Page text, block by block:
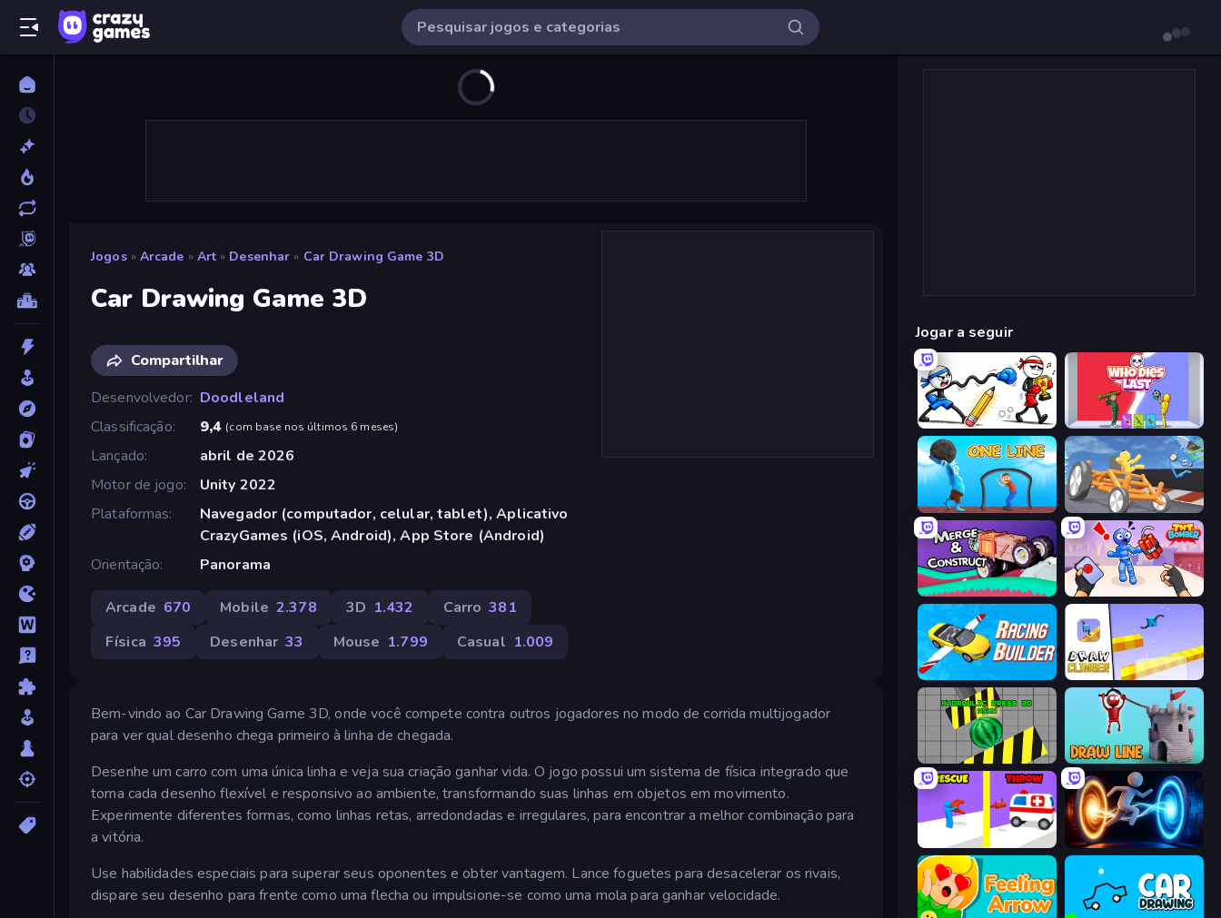
Jogos » Arcade » Art » Desenhar » Car Drawing Game 3D
Car Drawing Game 3D
Compartilhar
Desenvolvedor Doodleland
Classificação
9,4 (com base nos últimos 6 meses)
Lançado
abril de 2026
Motor de jogo
Unity 2022
Plataformas
Navegador (computador, celular, tablet), Aplicativo
CrazyGames (iOS, Android), App Store (Android)
Orientação
Panorama
Arcade 670 Mobile 2.378 3D 1.432 Carro 381
Física 395 Desenhar 33 Mouse 1.799 Casual 1.009
Bem-vindo ao Car Drawing Game 3D, onde você compete contra outros jogadores no modo de corrida multijogador
para ver qual desenho chega primeiro à linha de chegada.
Desenhe um carro com uma única linha e veja sua criação ganhar vida. O jogo possui um sistema de física integrado que
torna cada desenho flexível e responsivo ao ambiente, transformando suas linhas em objetos em movimento.
Experimente diferentes formas, como linhas retas, arredondadas e irregulares, para encontrar a melhor combinação para
a vitória.
Use habilidades especiais para superar seus oponentes e obter vantagem. Lance foguetes para desacelerar os rivais,
dispare seu desenho para frente como uma flecha ou impulsione-se como uma mola para ganhar velocidade.
Jogar a seguir
Doodle Smash Who Dies Last?
One Line Draw Crash Race
Merge & Construct TNT Bomber
Racing Builder Draw Climber
Hydraulic Press 2D ASMR Draw Line
Rescue Throw Portal Escape